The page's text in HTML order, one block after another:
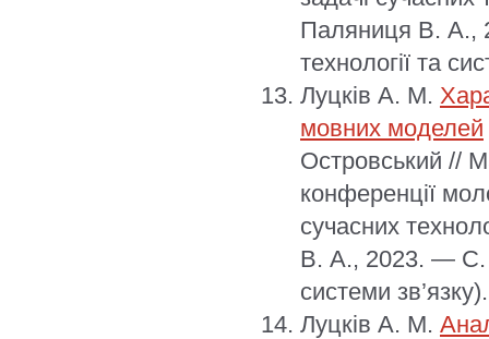
Паляниця В. А.,
технології та
Луцків А. М.
мовних моделей
Островський //
конференції
сучасних
В. А., 2023. — С.
системи зв’язку).
Луцків А. М.